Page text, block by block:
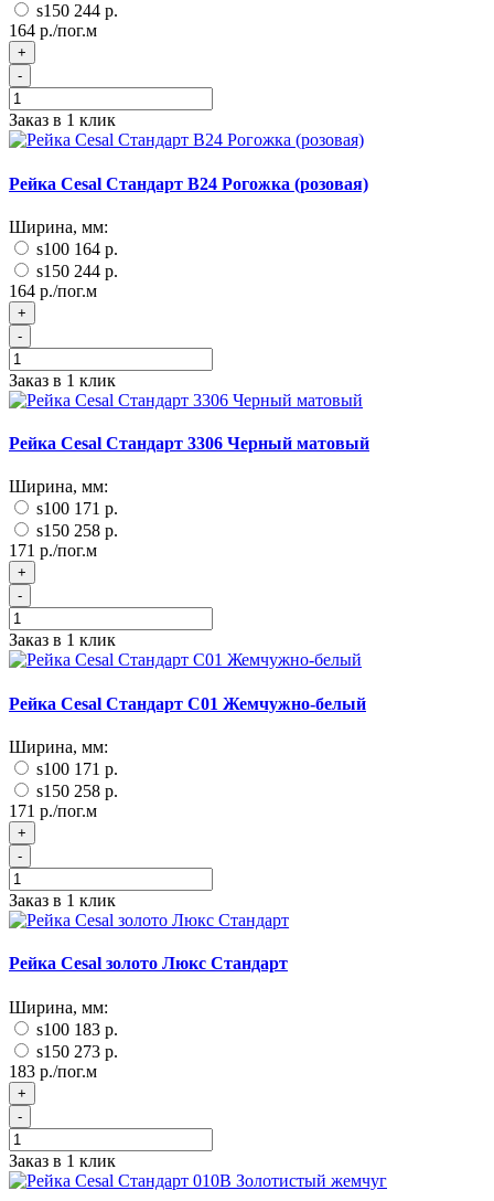
s150 244 р.
164 р./пог.м
+
-
Заказ в 1 клик
Рейка Cesal Стандарт В24 Рогожка (розовая)
Ширина, мм:
s100 164 р.
s150 244 р.
164 р./пог.м
+
-
Заказ в 1 клик
Рейка Cesal Стандарт 3306 Черный матовый
Ширина, мм:
s100 171 р.
s150 258 р.
171 р./пог.м
+
-
Заказ в 1 клик
Рейка Cesal Стандарт C01 Жемчужно-белый
Ширина, мм:
s100 171 р.
s150 258 р.
171 р./пог.м
+
-
Заказ в 1 клик
Рейка Cesal золото Люкс Стандарт
Ширина, мм:
s100 183 р.
s150 273 р.
183 р./пог.м
+
-
Заказ в 1 клик